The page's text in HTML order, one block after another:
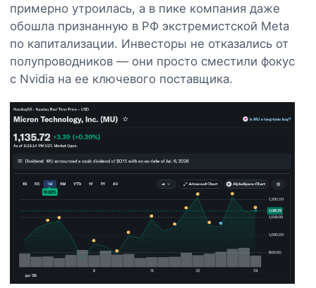
примерно утроилась, а в пике компания даже
обошла признанную в РФ экстремистской Meta
по капитализации. Инвесторы не отказались от
полупроводников — они просто сместили фокус
с Nvidia на ее ключевого поставщика.